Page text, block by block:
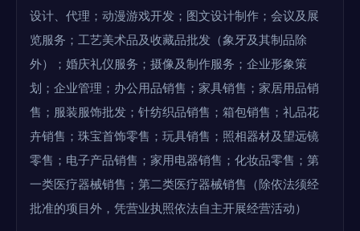
设计、代理；动漫游戏开发；图文设计制作；会议及展
览服务；工艺美术品及收藏品批发（象牙及其制品除
外）；婚庆礼仪服务；摄像及制作服务；企业形象策
划；企业管理；办公用品销售；家具销售；家居用品销
售；服装服饰批发；针纺织品销售；箱包销售；礼品花
卉销售；珠宝首饰零售；玩具销售；照相器材及望远镜
零售；电子产品销售；家用电器销售；化妆品零售；第
一类医疗器械销售；第二类医疗器械销售（除依法须经
批准的项目外，凭营业执照依法自主开展经营活动）